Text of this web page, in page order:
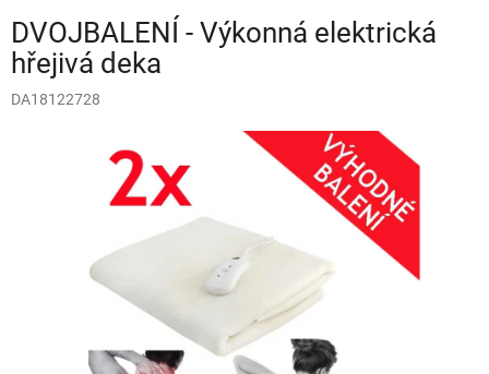
DVOJBALENÍ - Výkonná elektrická
hřejivá deka
DA18122728